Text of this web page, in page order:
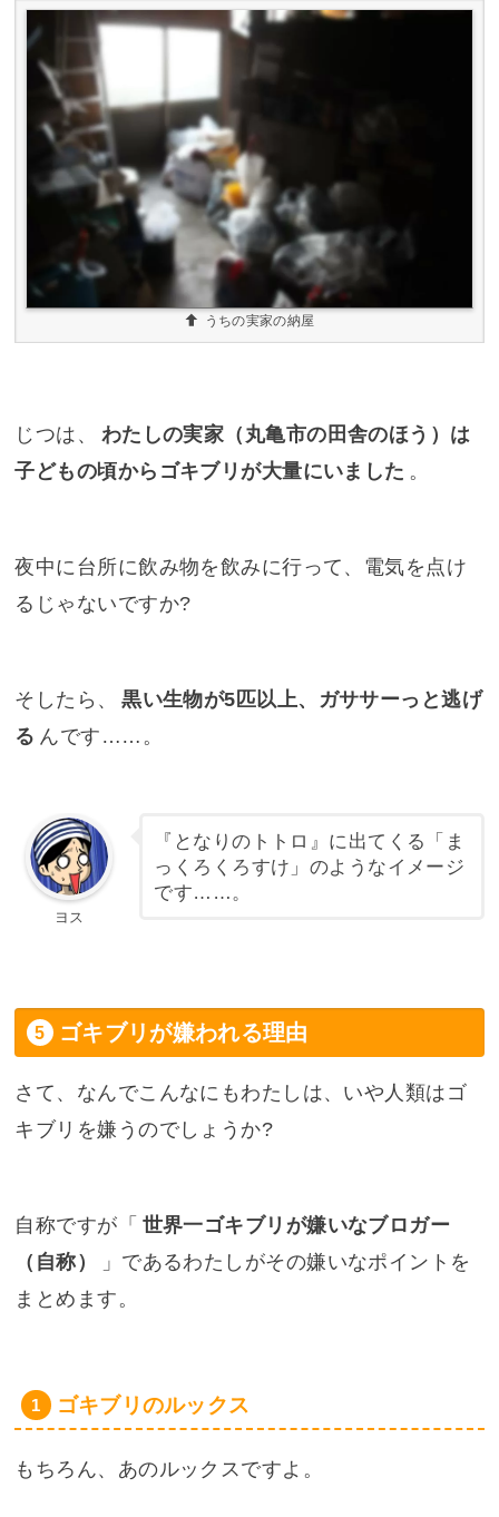
うちの実家の納屋
じつは、
わたしの実家（丸亀市の田舎のほう）は
子どもの頃からゴキブリが大量にいました 。
夜中に台所に飲み物を飲みに行って、電気を点け
るじゃないですか?
そしたら、
黒い生物が5匹以上、ガササーっと逃げ
る んです……。
ヨス
『 となりのトトロ 』に出てくる「ま
っくろくろすけ」のようなイメージ
です……。
ゴキブリが嫌われる理由
さて、なんでこんなにもわたしは、いや人類はゴ
キブリを嫌うのでしょうか?
自称ですが「 世界一ゴキブリが嫌いなブロガー
（自称）
」であるわたしがその嫌いなポイントを
まとめます。
ゴキブリのルックス
もちろん、あのルックスですよ。